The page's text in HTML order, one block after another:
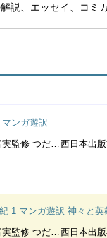
説、エッセイ、コミ
ンガ遊訳
だゆみマンガ
西日本出
1 マンガ遊訳 神々と英
だゆみマンガ
西日本出